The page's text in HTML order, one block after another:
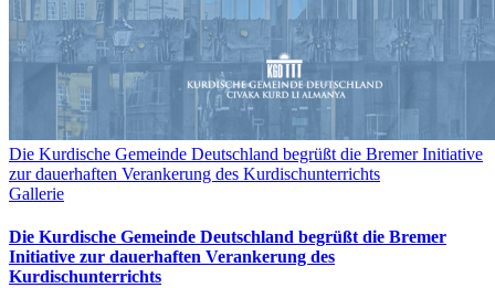
Die Kurdische Gemeinde Deutschland begrüßt die Bremer Initiative
zur dauerhaften Verankerung des Kurdischunterrichts
Gallerie
Die Kurdische Gemeinde Deutschland begrüßt die Bremer
Initiative zur dauerhaften Verankerung des
Kurdischunterrichts